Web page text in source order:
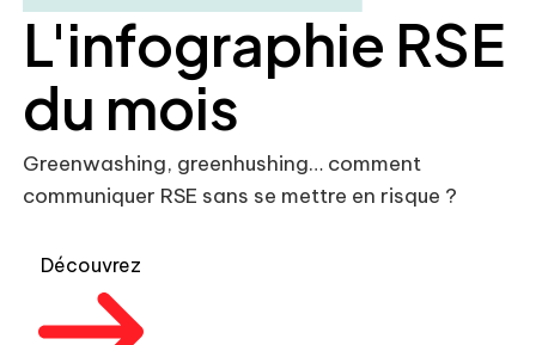
L'infographie RSE
du mois
Greenwashing, greenhushing… comment
communiquer RSE sans se mettre en risque ?
Découvrez